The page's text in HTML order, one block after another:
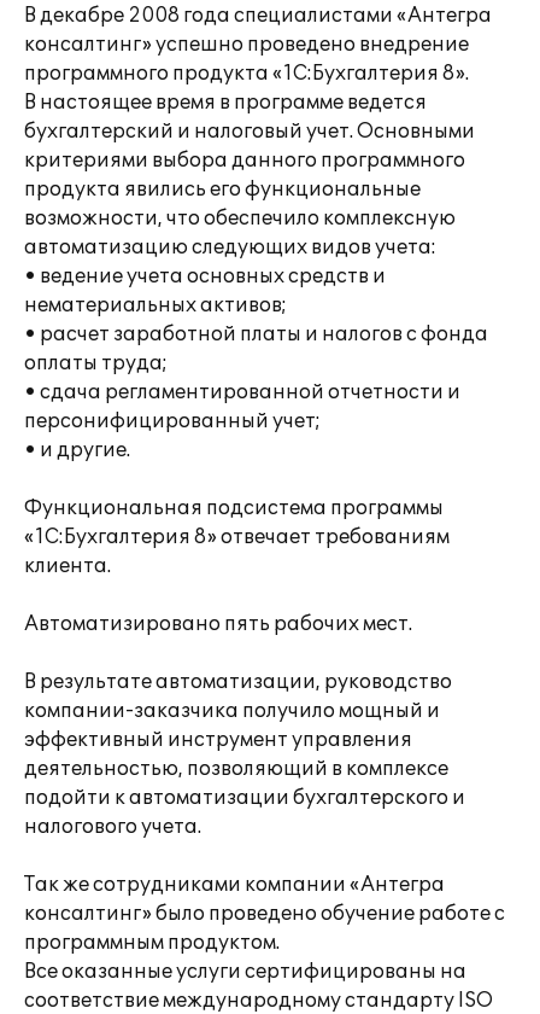
В декабре 2008 года специалистами «Антегра
консалтинг» успешно проведено внедрение
программного продукта «1С:Бухгалтерия 8».
В настоящее время в программе ведется
бухгалтерский и налоговый учет. Основными
критериями выбора данного программного
продукта явились его функциональные
возможности, что обеспечило комплексную
автоматизацию следующих видов учета:
• ведение учета основных средств и
нематериальных активов;
• расчет заработной платы и налогов с фонда
оплаты труда;
• сдача регламентированной отчетности и
персонифицированный учет;
• и другие.
Функциональная подсистема программы
«1С:Бухгалтерия 8» отвечает требованиям
клиента.
Автоматизировано пять рабочих мест.
В результате автоматизации, руководство
компании-заказчика получило мощный и
эффективный инструмент управления
деятельностью, позволяющий в комплексе
подойти к автоматизации бухгалтерского и
налогового учета.
Так же сотрудниками компании «Антегра
консалтинг» было проведено обучение работе с
программным продуктом.
Все оказанные услуги сертифицированы на
соответствие международному стандарту ISO